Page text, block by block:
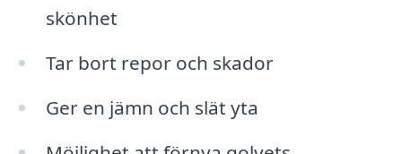
skönhet
Tar bort repor och skador
Ger en jämn och slät yta